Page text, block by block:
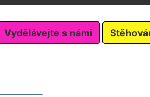
Vydělávejte s námi